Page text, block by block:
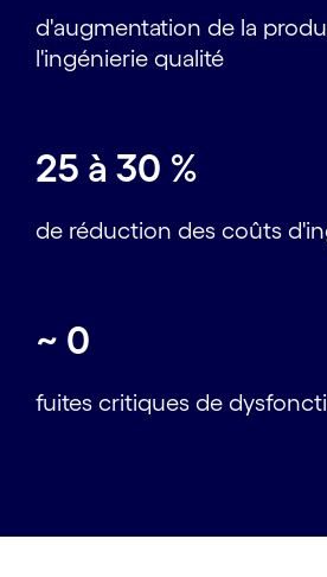
d'augmentation de la
l'ingénierie qualité
25 à 30 %
de réduction des coûts
~ 0
fuites critiques de